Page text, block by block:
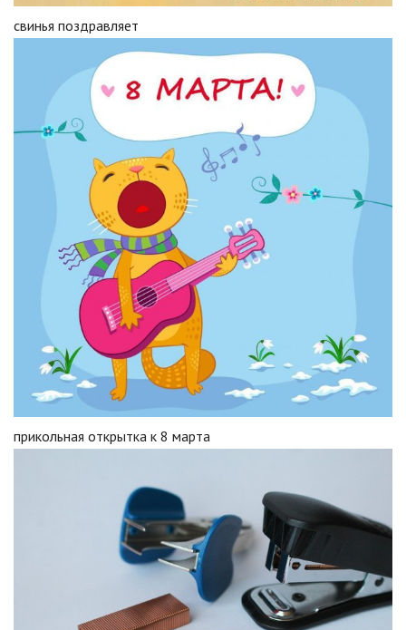
свинья поздравляет
прикольная открытка к 8 марта